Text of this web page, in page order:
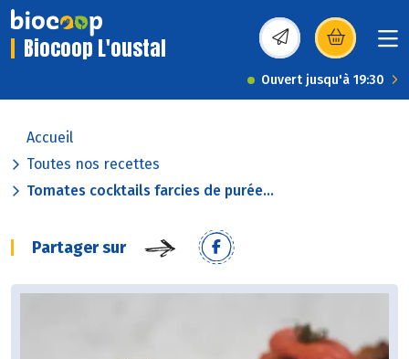
Biocoop L'oustal (s’ouvre dans une
Ouvert jusqu'à 19:30
Accueil
Toutes nos recettes
Tomates cocktails farcies de purée...
Partager sur